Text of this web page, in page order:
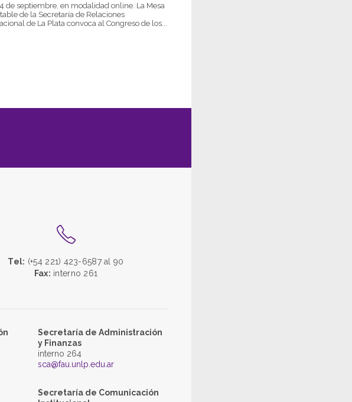
de septiembre, en modalidad online. La Mesa
de la Secretaría de Relaciones
de La Plata convoca al Congreso de los...
Tel: (+54 221) 423-6587 al 90
Fax: interno 261
Secretaría de Administración
y Finanzas
interno 264
sca@fau.unlp.edu.ar
Secretaría de Comunicación